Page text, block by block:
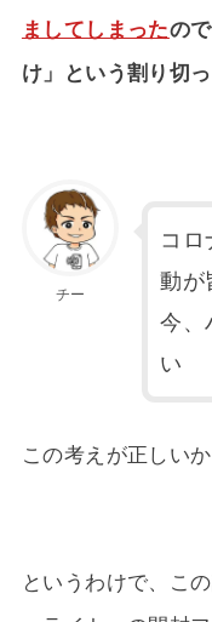
ましてしまったの
け」という割り切
チー
コロ
動が
今、
い
この考えが正しい
というわけで、こ